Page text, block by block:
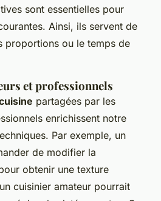
sont essentielles pour
Ainsi, ils servent de
proportions ou le temps de
et professionnels
partagées par les
enrichissent notre
Par exemple, un
de modifier la
obtenir une texture
cuisinier amateur pourrait